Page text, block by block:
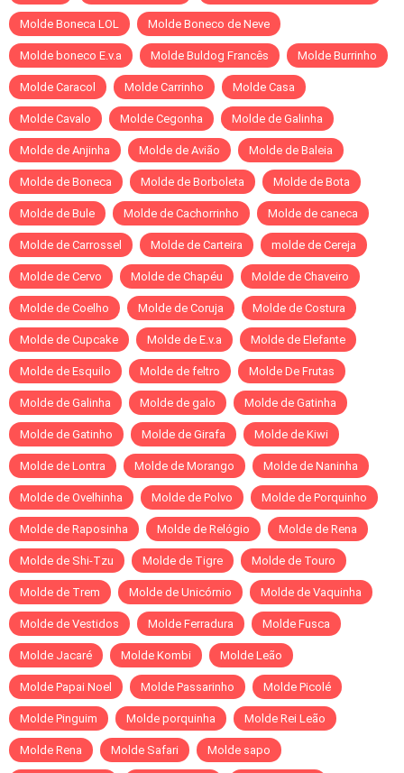
Molde Boneca LOL Molde Boneco de Neve
Molde boneco E.v.a Molde Buldog Francês Molde Burrinho
Molde Caracol Molde Carrinho Molde Casa
Molde Cavalo Molde Cegonha Molde de Galinha
Molde de Anjinha Molde de Avião Molde de Baleia
Molde de Boneca Molde de Borboleta Molde de Bota
Molde de Bule Molde de Cachorrinho Molde de caneca
Molde de Carrossel Molde de Carteira molde de Cereja
Molde de Cervo Molde de Chapéu Molde de Chaveiro
Molde de Coelho Molde de Coruja Molde de Costura
Molde de Cupcake Molde de E.v.a Molde de Elefante
Molde de Esquilo Molde de feltro Molde De Frutas
Molde de Galinha Molde de galo Molde de Gatinha
Molde de Gatinho Molde de Girafa Molde de Kiwi
Molde de Lontra Molde de Morango Molde de Naninha
Molde de Ovelhinha Molde de Polvo Molde de Porquinho
Molde de Raposinha Molde de Relógio Molde de Rena
Molde de Shi-Tzu Molde de Tigre Molde de Touro
Molde de Trem Molde de Unicórnio Molde de Vaquinha
Molde de Vestidos Molde Ferradura Molde Fusca
Molde Jacaré Molde Kombi Molde Leão
Molde Papai Noel Molde Passarinho Molde Picolé
Molde Pinguim Molde porquinha Molde Rei Leão
Molde Rena Molde Safari Molde sapo